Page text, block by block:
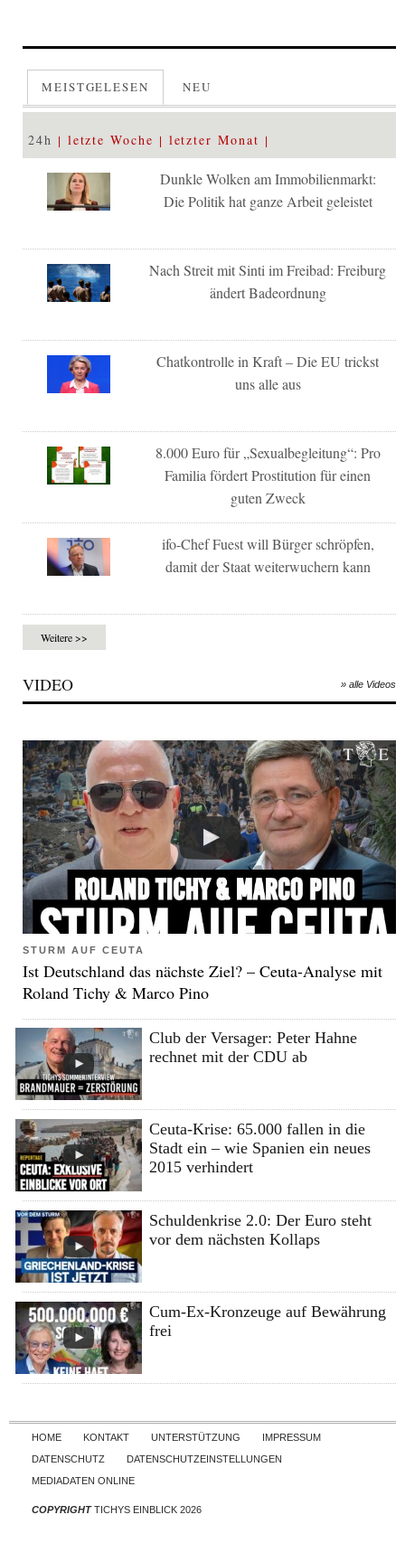
MEISTGELESEN NEU
24h letzte Woche letzter Monat
Dunkle Wolken am Immobilienmarkt:
Die Politik hat ganze Arbeit geleistet
Nach Streit mit Sinti im Freibad: Freiburg
ändert Badeordnung
Chatkontrolle in Kraft – Die EU trickst
uns alle aus
8.000 Euro für „Sexualbegleitung“: Pro
Familia fördert Prostitution für einen
guten Zweck
ifo-Chef Fuest will Bürger schröpfen,
damit der Staat weiterwuchern kann
Weitere >>
VIDEO » alle Videos
STURM AUF CEUTA
Ist Deutschland das nächste Ziel? – Ceuta-Analyse mit
Roland Tichy & Marco Pino
Club der Versager: Peter Hahne
rechnet mit der CDU ab
Ceuta-Krise: 65.000 fallen in die
Stadt ein – wie Spanien ein neues
2015 verhindert
Schuldenkrise 2.0: Der Euro steht
vor dem nächsten Kollaps
Cum-Ex-Kronzeuge auf Bewährung
frei
Skip to content
HOME KONTAKT UNTERSTÜTZUNG
IMPRESSUM
DATENSCHUTZ
DATENSCHUTZEINSTELLUNGEN
MEDIADATEN ONLINE
COPYRIGHTTICHYS EINBLICK 2026